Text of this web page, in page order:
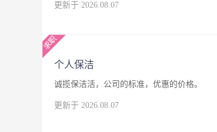
更新于 2026.08.07
个人保洁
诚揽保洁活，公司的标准，优惠的价格。
更新于 2026.08.07